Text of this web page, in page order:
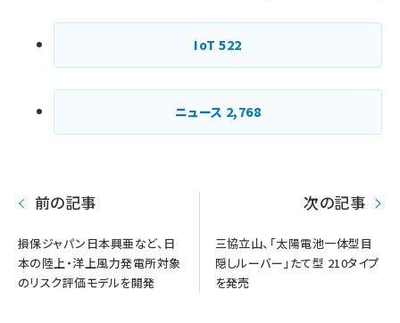
IoT522
ニュース 2,768
前の記事
損保ジャパン日本興亜など、日
本の陸上・洋上風力発電所対象
のリスク評価モデルを開発
次の記事
三協立山、「太陽電池一体型目
隠しルーバー」たて型 210タイプ
を発売